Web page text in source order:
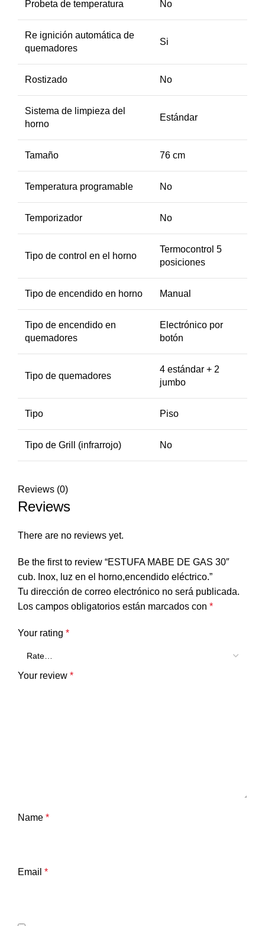
Probeta de temperatura No
Re ignición automática de
quemadores
Si
Rostizado No
Sistema de limpieza del
horno
Estándar
Tamaño 76 cm
Temperatura programable No
Temporizador No
Tipo de control en el horno
Termocontrol 5
posiciones
Tipo de encendido en horno Manual
Tipo de encendido en
quemadores
Electrónico por
botón
Tipo de quemadores
4 estándar + 2
jumbo
Tipo Piso
Tipo de Grill (infrarrojo) No
Reviews (0)
Reviews
There are no reviews yet.
Be the first to review “ESTUFA MABE DE GAS 30″
cub. Inox, luz en el horno,encendido eléctrico.”
Tu dirección de correo electrónico no será publicada.
Los campos obligatorios están marcados con *
Your rating *
Your review *
Name *
Email *